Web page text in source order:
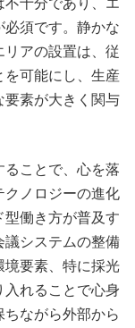
必須です。静かな
アの設置は、従
可能にし、生産
素が大きく関与
ことで、心を落
クノロジーの進化
働き方が普及す
議システムの整備
境要素、特に採光
れることで心身
ながら外部から